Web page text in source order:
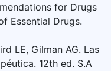
for Drugs
Essential Drugs.
LE, Gilman AG. Las
12th ed. S.A